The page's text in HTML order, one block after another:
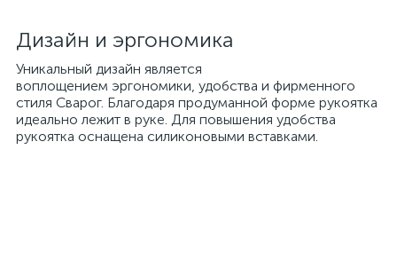
Дизайн и эргономика
Уникальный дизайн является
воплощением эргономики, удобства и фирменного
стиля Сварог. Благодаря продуманной форме рукоятка
идеально лежит в руке. Для повышения удобства
рукоятка оснащена силиконовыми вставками.